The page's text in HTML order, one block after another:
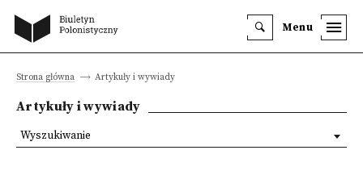
Menu
Strona główna Artykuły i wywiady
Artykuły i wywiady
Wyszukiwanie